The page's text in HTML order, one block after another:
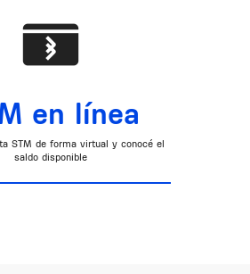
en línea
STM de forma virtual y conocé el
saldo disponible